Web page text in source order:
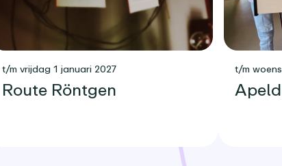
t/m vrijdag 1 januari 2027
Route Röntgen
t/m